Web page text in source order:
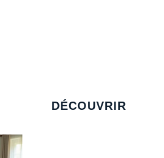
DÉCOUVRIR